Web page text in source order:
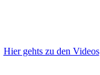
Hier gehts zu den Videos